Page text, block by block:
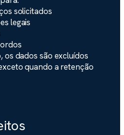
solicitados
legais
os dados são excluídos
quando a retenção